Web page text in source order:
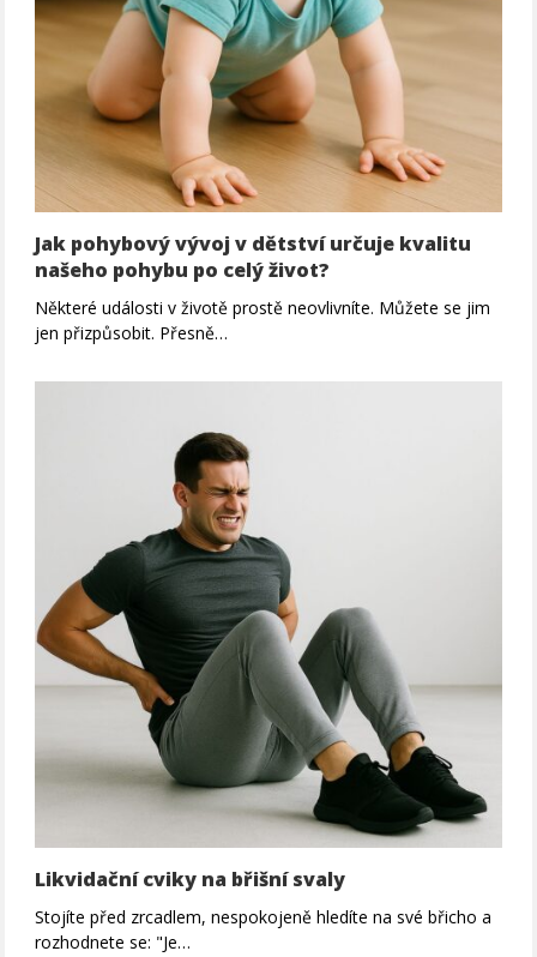
Jak pohybový vývoj v dětství určuje kvalitu
našeho pohybu po celý život?
Některé události v životě prostě neovlivníte. Můžete se jim
jen přizpůsobit. Přesně…
Likvidační cviky na břišní svaly
Stojíte před zrcadlem, nespokojeně hledíte na své břicho a
rozhodnete se: "Je…